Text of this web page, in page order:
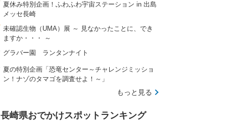
夏休み特別企画！ふわふわ宇宙ステーション in 出島
メッセ長崎
未確認生物（UMA）展 ～ 見なかったことに、でき
ますか・・・ ～
グラバー園 ランタンナイト
夏の特別企画「恐竜センター～チャレンジミッショ
ン！ナゾのタマゴを調査せよ！～」
もっと見る
長崎県おでかけスポットランキング